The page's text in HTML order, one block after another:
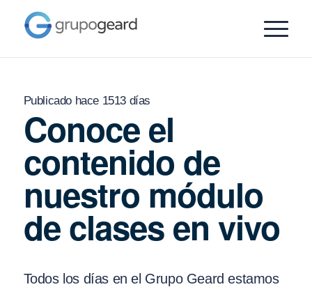
Publicado hace 1513 días
Conoce el
contenido de
nuestro módulo
de clases en vivo
Todos los días en el Grupo Geard estamos